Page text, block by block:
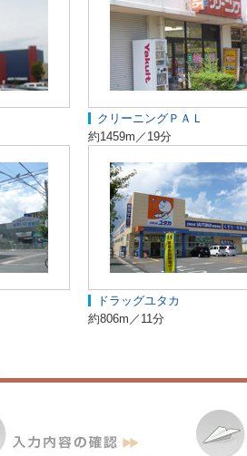
クリーニングＰＡＬ
約1459m／19分
ドラッグユタカ
約806m／11分